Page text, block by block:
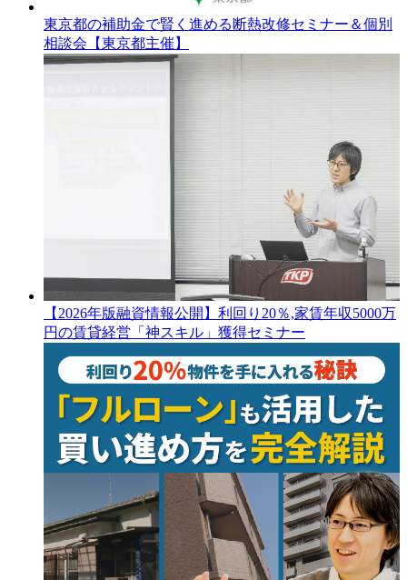
東京都の補助金で賢く進める断熱改修セミナー＆個別
相談会【東京都主催】
【2026年版融資情報公開】利回り20％,家賃年収5000万
円の賃貸経営「神スキル」獲得セミナー